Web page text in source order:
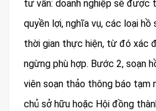
tư vấn: doanh nghiệp sẽ được
quyền lợi, nghĩa vụ, các loại hồ
thời gian thực hiện, từ đó xác
ngừng phù hợp. Bước 2, soạn
viên soạn thảo thông báo tạm
chủ sở hữu hoặc Hội đồng